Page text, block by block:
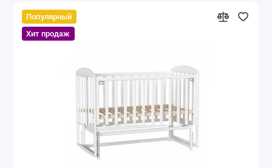
Популярный
Хит продаж